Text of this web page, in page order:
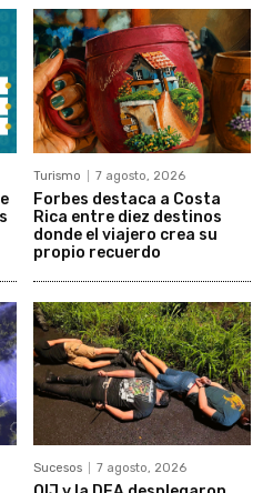
Turismo 7 agosto, 2026
Forbes destaca a Costa
Rica entre diez destinos
donde el viajero crea su
propio recuerdo
Sucesos 7 agosto, 2026